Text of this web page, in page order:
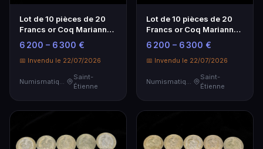
Lot de 10 pièces de 20
Francs or Coq Marianne -
Investissement
Numismatique
6 200 – 6 300 €
📅 Invendu le 22/07/2026
Saint-
Étienne
Lot de 10 pièces de 20
Francs or Coq Marianne -
Investissement
Numismatique
6 200 – 6 300 €
📅 Invendu le 22/07/2026
Saint-
Étienne